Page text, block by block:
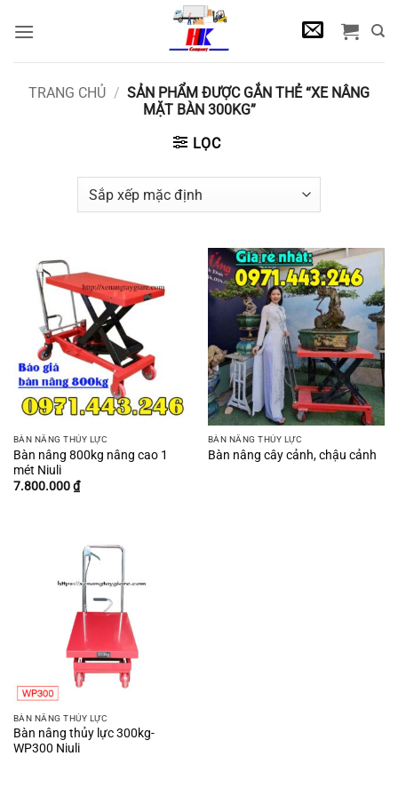
qua
TRANG CHỦ / SẢN PHẨM ĐƯỢC GẮN THẺ “XE NÂNG
MẶT BÀN 300KG”
LỌC
BÀN NÂNG THỦY LỰC
Bàn nâng 800kg nâng cao 1
mét Niuli
7.800.000₫
BÀN NÂNG THỦY LỰC
Bàn nâng cây cảnh, chậu cảnh
BÀN NÂNG THỦY LỰC
Bàn nâng thủy lực 300kg-
WP300 Niuli